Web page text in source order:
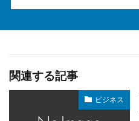
関連する記事
ビジネス